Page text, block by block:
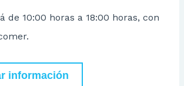
de 10:00 horas a 18:00 horas, con
información